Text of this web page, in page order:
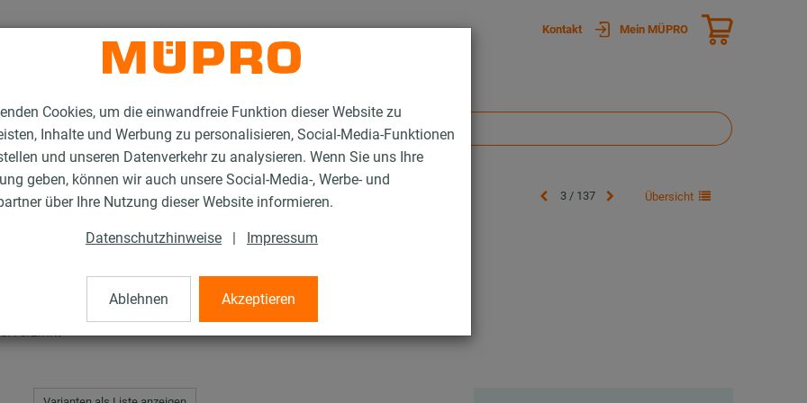
Cookies, um die einwandfreie Funktion dieser Website zu
Inhalte und Werbung zu personalisieren, Social-Media-Funktionen
und unseren Datenverkehr zu analysieren. Wenn Sie uns Ihre
geben, können wir auch unsere Social-Media-, Werbe- und
über Ihre Nutzung dieser Website informieren.
Datenschutzhinweise | Impressum
Ablehnen Akzeptieren
Kontakt Mein MÜPRO
Schienenkonsolen 3 / 137 Übersicht